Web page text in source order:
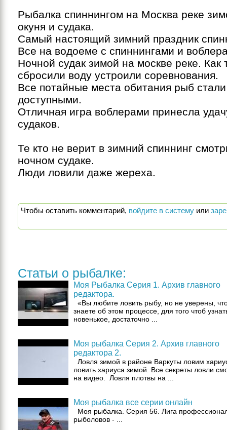
Рыбалка спиннингом на Москва реке
окуня и судака.
Самый настоящий зимний праздник
Все на водоеме с спиннингами и
Ночной судак зимой на москве реке. Как
сбросили воду устроили соревнования.
Все потайные места обитания рыб стали
доступными.
Отличная игра воблерами принесла
судаков.
Те кто не верит в зимний спиннинг
ночном судаке.
Люди ловили даже жереха.
Чтобы оставить комментарий, войдите в систему или
Статьи о рыбалке:
Моя Рыбалка Серия 1. Архив главного
редактора.
«Вы любите ловить рыбу, но не уверены,
знаете об этом процессе, для того чтоб
новенькое, достаточно ...
Моя рыбалка Серия 2. Архив главного
редактора 2.
Ловля зимой в районе Варкуты ловим
ловить хариуса зимой. Все секреты ловли
на видео. Ловля плотвы на ...
Моя рыбалка все серии онлайн
Моя рыбалка. Серия 56. Лига
рыболовов - ...